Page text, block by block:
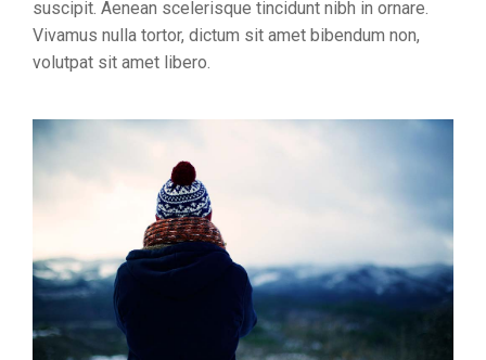
suscipit. Aenean scelerisque tincidunt nibh in ornare.
Vivamus nulla tortor, dictum sit amet bibendum non,
volutpat sit amet libero.